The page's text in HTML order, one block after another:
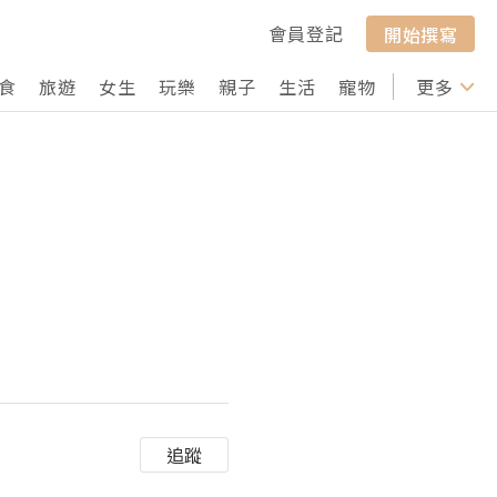
會員登記
開始撰寫
旅遊 女生 玩樂 親子 生活 寵物 行山 打卡
更多
追蹤